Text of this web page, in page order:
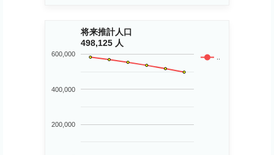
将来推計人口
498,125 人
..
200,000
400,000
600,000